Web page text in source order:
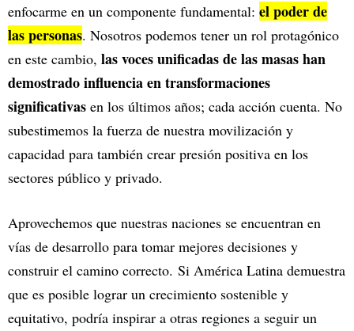
enfocarme en un componente fundamental: el poder de
las personas. Nosotros podemos tener un rol protagónico
en este cambio, las voces unificadas de las masas han
demostrado influencia en transformaciones
significativas en los últimos años; cada acción cuenta. No
subestimemos la fuerza de nuestra movilización y
capacidad para también crear presión positiva en los
sectores público y privado.
Aprovechemos que nuestras naciones se encuentran en
vías de desarrollo para tomar mejores decisiones y
construir el camino correcto. Si América Latina demuestra
que es posible lograr un crecimiento sostenible y
equitativo, podría inspirar a otras regiones a seguir un